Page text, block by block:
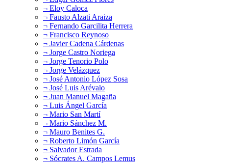
¬ Eloy Caloca
¬ Fausto Alzati Araiza
¬ Fernando Garcilita Herrera
¬ Francisco Reynoso
¬ Javier Cadena Cárdenas
¬ Jorge Castro Noriega
¬ Jorge Tenorio Polo
¬ Jorge Velázquez
¬ José Antonio López Sosa
¬ José Luis Arévalo
¬ Juan Manuel Magaña
¬ Luis Ángel García
¬ Mario San Martí
¬ Mario Sánchez M.
¬ Mauro Benites G.
¬ Roberto Limón García
¬ Salvador Estrada
¬ Sócrates A. Campos Lemus